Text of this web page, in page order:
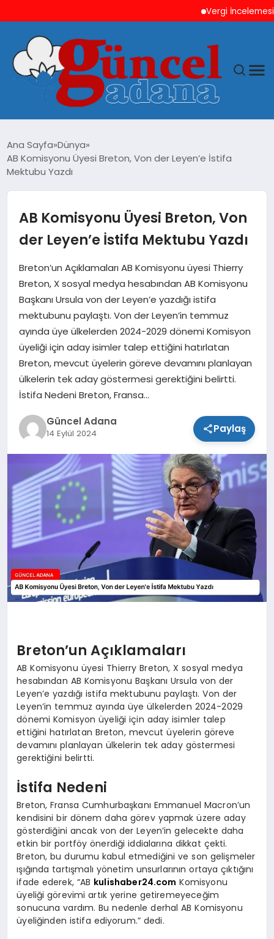
Vergi İncelemesi
GÜNCEL
SAĞLIK
SPOR
TEKNOLOJI
Ana Sayfa Dünya
AB Komisyonu Üyesi Breton, Von der Leyen’e İstifa
Mektubu Yazdı
AB Komisyonu Üyesi Breton, Von
der Leyen’e İstifa Mektubu Yazdı
Breton’un Açıklamaları AB Komisyonu üyesi Thierry
Breton, X sosyal medya hesabından AB Komisyonu
Başkanı Ursula von der Leyen’e yazdığı istifa
mektubunu paylaştı. Von der Leyen’in temmuz
ayında üye ülkelerden 2024-2029 dönemi Komisyon
üyeliği için aday isimler talep ettiğini hatırlatan
Breton, mevcut üyelerin göreve devamını planlayan
ülkelerin tek aday göstermesi gerektiğini belirtti.
İstifa Nedeni Breton, Fransa…
Güncel Adana
14 Eylül 2024 Paylaş
Breton’un Açıklamaları
AB Komisyonu üyesi Thierry Breton, X sosyal medya
hesabından AB Komisyonu Başkanı Ursula von der
Leyen’e yazdığı istifa mektubunu paylaştı. Von der
Leyen’in temmuz ayında üye ülkelerden 2024-2029
dönemi Komisyon üyeliği için aday isimler talep
ettiğini hatırlatan Breton, mevcut üyelerin göreve
devamını planlayan ülkelerin tek aday göstermesi
gerektiğini belirtti.
İstifa Nedeni
Breton, Fransa Cumhurbaşkanı Emmanuel Macron’un
kendisini bir dönem daha görev yapmak üzere aday
gösterdiğini ancak von der Leyen’in gelecekte daha
etkin bir portföy önerdiği iddialarına dikkat çekti.
Breton, bu durumu kabul etmediğini ve son gelişmeler
ışığında tartışmalı yönetim unsurlarının ortaya çıktığını
ifade ederek, “AB kulishaber24.com Komisyonu
üyeliği görevimi artık yerine getiremeyeceğim
sonucuna vardım. Bu nedenle derhal AB Komisyonu
üyeliğinden istifa ediyorum.” dedi.